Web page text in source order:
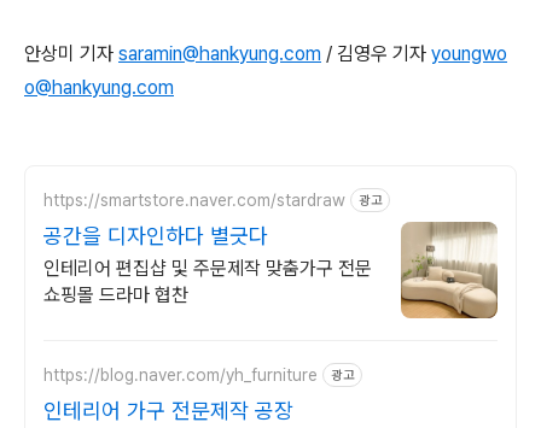
안상미 기자 saramin@hankyung.com / 김영우 기자 youngwo
o@hankyung.com
https://smartstore.naver.com/stardraw 광고
공간을 디자인하다 별긋다
인테리어 편집샵 및 주문제작 맞춤가구 전문
쇼핑몰 드라마 협찬
https://blog.naver.com/yh_furniture 광고
인테리어 가구 전문제작 공장